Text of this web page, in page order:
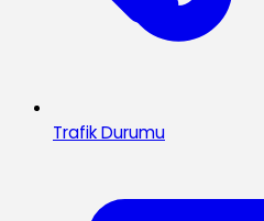
Trafik Durumu